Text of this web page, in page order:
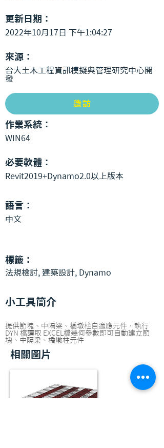
更新日期：
2022年10月17日 下午1:04:27
來源：
台大土木工程資訊模擬與管理研究中心開
發
造訪
作業系統：
WIN64
必要軟體：
Revit2019+Dynamo2.0以上版本
語言：
中文
標籤：
法規檢討, 建築設計, Dynamo
小工具簡介
提供節塊、中隔梁、橋墩柱自適應元件，執行
DYN 檔讀取 EXCEL檔幾何參數即可自動建立節
塊、中隔梁、橋墩柱元件
相關圖片